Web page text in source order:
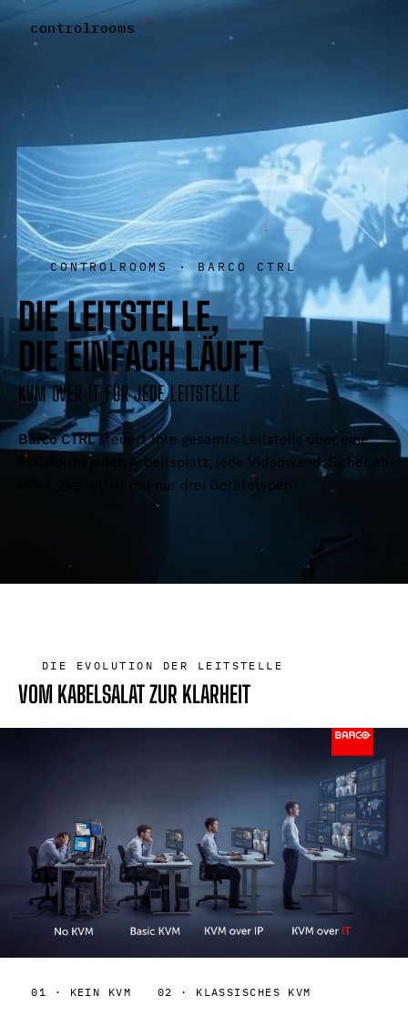
controlrooms
CONTROLROOMS · BARCO CTRL
DIELEITSTELLE,
DIEEINFACHLÄUFT
KVM OVER IT FÜR JEDE LEITSTELLE
Barco CTRLsteuert Ihre gesamte Leitstelle über eine
Plattform: jeden Arbeitsplatz, jede Videowand. Sicher ab
Werk. Skalierbar mit nur drei Gerätetypen.
DIE EVOLUTION DER LEITSTELLE
VOM KABELSALAT ZUR KLARHEIT
01 · KEIN KVM 02 · KLASSISCHES KVM